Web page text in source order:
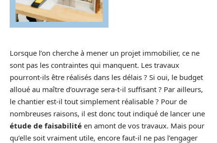
Lorsque l’on cherche à mener un projet immobilier, ce ne
sont pas les contraintes qui manquent. Les travaux
pourront-ils être réalisés dans les délais ? Si oui, le budget
alloué au maître d’ouvrage sera-t-il suffisant ? Par ailleurs,
le chantier est-il tout simplement réalisable ? Pour de
nombreuses raisons, il est donc tout indiqué de lancer une
étude de faisabilité en amont de vos travaux. Mais pour
qu’elle soit vraiment utile, encore faut-il ne pas l’engager